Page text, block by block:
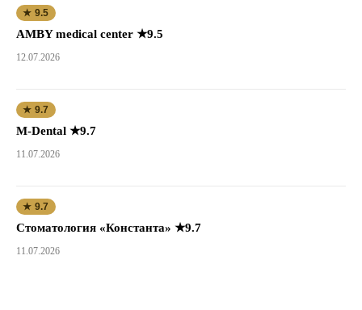
★ 9.5
AMBY medical center ★9.5
12.07.2026
★ 9.7
M-Dental ★9.7
11.07.2026
★ 9.7
Стоматология «Константа» ★9.7
11.07.2026